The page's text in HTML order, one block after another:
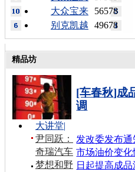
56578
大众宝来
49678
别克凯越
精品坊
[车春秋]成
调
发改委发布
市场油价变化
日起提高成
大讲堂|
尹同跃：
奇瑞汽车
梦想和野